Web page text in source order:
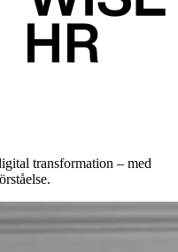
transformation – med